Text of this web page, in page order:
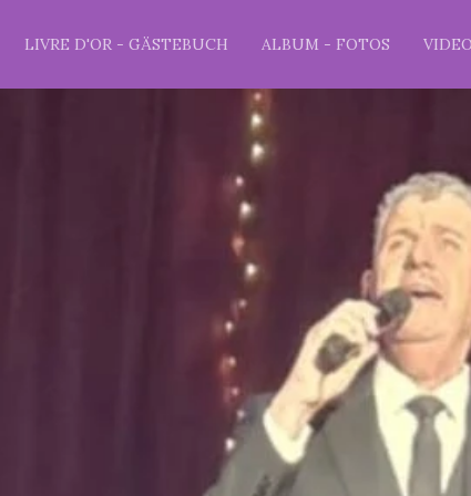
LIVRE D'OR - GÄSTEBUCH ALBUM - FOTOS